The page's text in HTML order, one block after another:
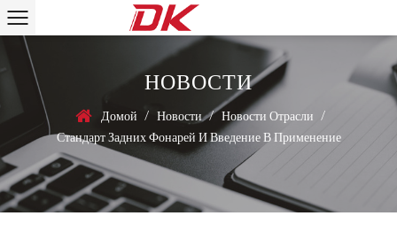
НОВОСТИ
Домой / Новости / Новости Отрасли /
Стандарт Задних Фонарей И Введение В Применение